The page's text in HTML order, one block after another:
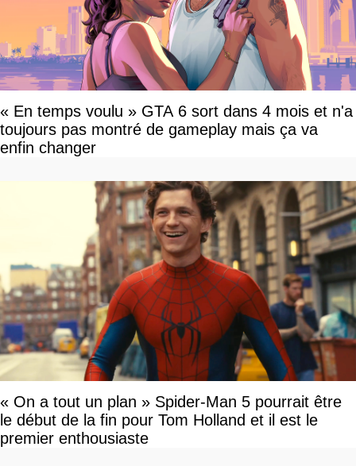
« En temps voulu » GTA 6 sort dans 4 mois et n'a
toujours pas montré de gameplay mais ça va
enfin changer
« On a tout un plan » Spider-Man 5 pourrait être
le début de la fin pour Tom Holland et il est le
premier enthousiaste